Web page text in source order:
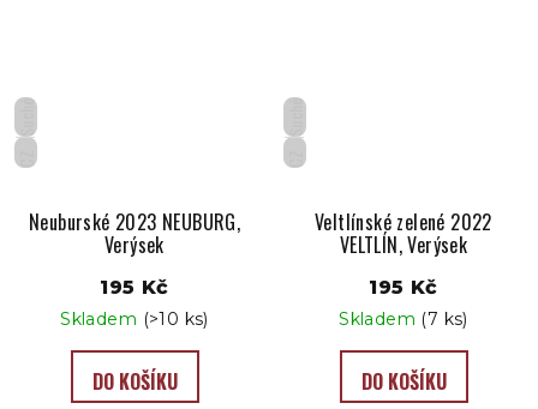
Suché
CZ
Neuburské 2023 NEUBURG,
Verýsek
195 Kč
Skladem (>10 ks)
DO KOŠÍKU
CZ
Suché
Veltlínské zelené 2022
VELTLÍN, Verýsek
195 Kč
Skladem (7 ks)
DO KOŠÍKU